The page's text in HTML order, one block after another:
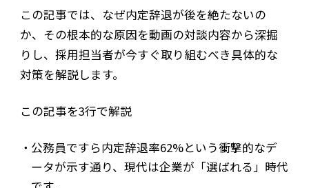
この記事では、なぜ内定辞退が後を絶たないの
か、その根本的な原因を動画の対談内容から深掘
りし、採用担当者が今すぐ取り組むべき具体的な
対策を解説します。
この記事を3行で解説
公務員ですら内定辞退率62%という衝撃的なデ
ータが示す通り、現代は企業が「選ばれる」時代